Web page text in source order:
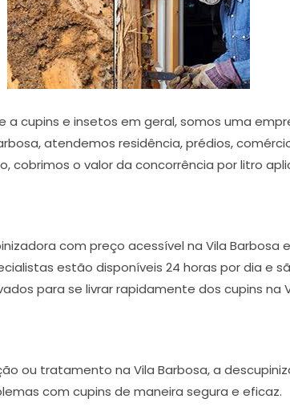
a cupins e insetos em geral, somos uma
atendemos residência, prédios,
cobrimos o valor da concorrência por litro
com preço acessível na Vila Barbosa
estão disponíveis 24 horas por dia e
para se livrar rapidamente dos cupins na
ou tratamento na Vila Barbosa, a
com cupins de maneira segura e eficaz.